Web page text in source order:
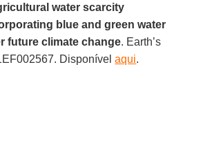
water scarcity
blue and green water
future climate change. Earth’s
Disponívelaqui.